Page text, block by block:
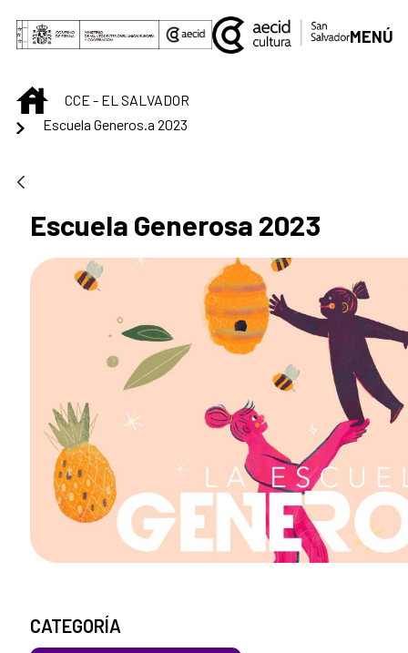
Saut au contenu principal
MENÚ
INICIOCCE - EL SALVADOR
Escuela Generos.a 2023
Escuela Generosa 2023
CATEGORÍA